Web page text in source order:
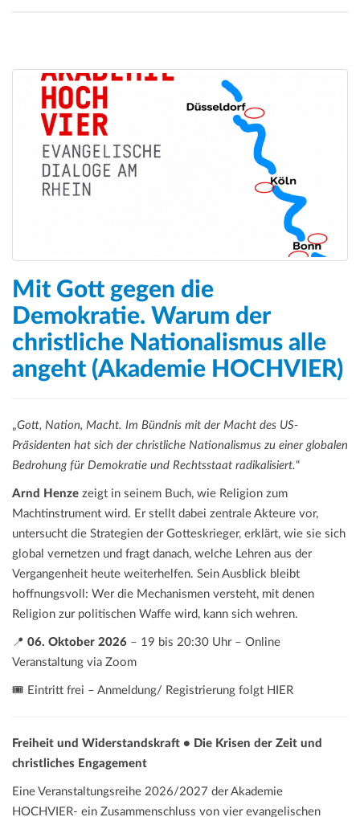
Mit Gott gegen die
Demokratie. Warum der
christliche Nationalismus alle
angeht (Akademie HOCHVIER)
„Gott, Nation, Macht. Im Bündnis mit der Macht des US-
Präsidenten hat sich der christliche Nationalismus zu einer globalen
Bedrohung für Demokratie und Rechtsstaat radikalisiert.“
Arnd Henze zeigt in seinem Buch, wie Religion zum
Machtinstrument wird. Er stellt dabei zentrale Akteure vor,
untersucht die Strategien der Gotteskrieger, erklärt, wie sie sich
global vernetzen und fragt danach, welche Lehren aus der
Vergangenheit heute weiterhelfen. Sein Ausblick bleibt
hoffnungsvoll: Wer die Mechanismen versteht, mit denen
Religion zur politischen Waffe wird, kann sich wehren.
📍 06. Oktober 2026 – 19 bis 20:30 Uhr – Online
Veranstaltung via Zoom
🎟️ Eintritt frei – Anmeldung/ Registrierung folgt HIER
Freiheit und Widerstandskraft • Die Krisen der Zeit und
christliches Engagement
Eine Veranstaltungsreihe 2026/2027 der Akademie
HOCHVIER- ein Zusammenschluss von vier evangelischen